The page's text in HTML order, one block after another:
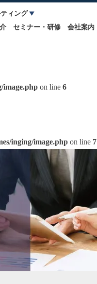
ィング
セミナー・研修 会社案内
image.php on line 6
inging/image.php on line 7